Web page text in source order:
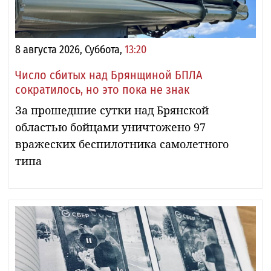
8 августа 2026, Суббота, 13:20
Число сбитых над Брянщиной БПЛА
сократилось, но это пока не знак
За прошедшие сутки над Брянской
областью бойцами уничтожено 97
вражеских беспилотника самолетного
типа